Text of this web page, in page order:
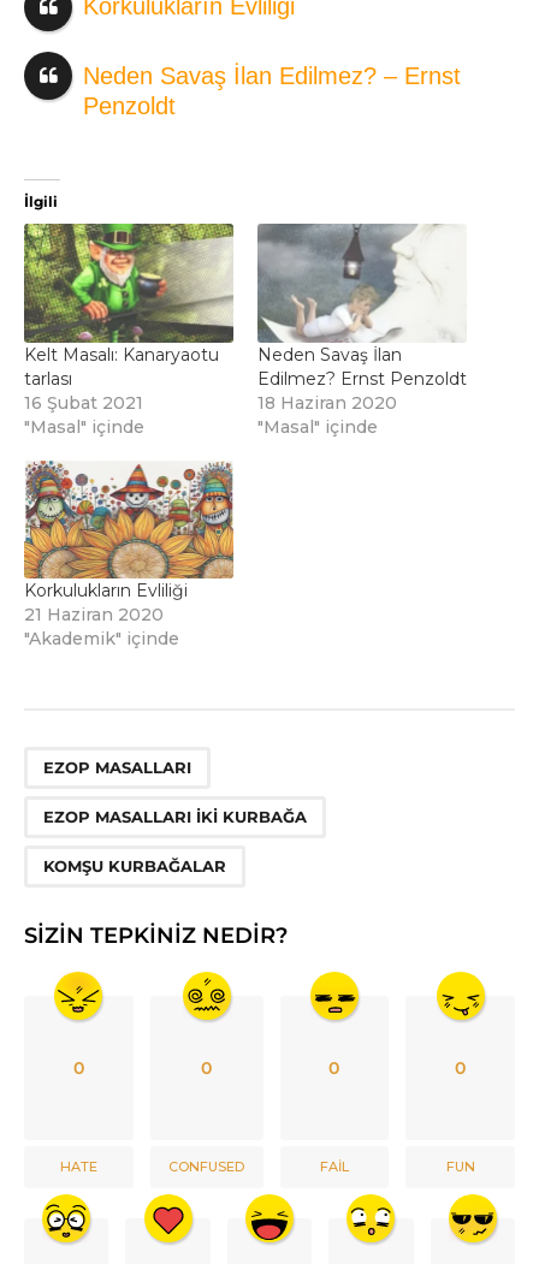
Korkulukların Evliliği
Neden Savaş İlan Edilmez? – Ernst
Penzoldt
İlgili
Kelt Masalı: Kanaryaotu
tarlası
16 Şubat 2021
"Masal" içinde
Neden Savaş İlan
Edilmez? Ernst Penzoldt
18 Haziran 2020
"Masal" içinde
Korkulukların Evliliği
21 Haziran 2020
"Akademik" içinde
EZOP MASALLARI
EZOP MASALLARI IKI KURBAĞA
KOMŞU KURBAĞALAR
SIZIN TEPKINIZ NEDIR?
0
HATE
0
CONFUSED
0
FAIL
0
FUN